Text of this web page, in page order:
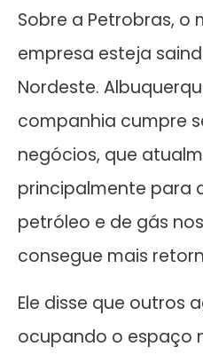
Sobre a Petrobras, o
empresa esteja
Nordeste.
companhia cumpre
negócios, que
principalmente para
petróleo e de gás
consegue mais
Ele disse que outros
ocupando o espaço